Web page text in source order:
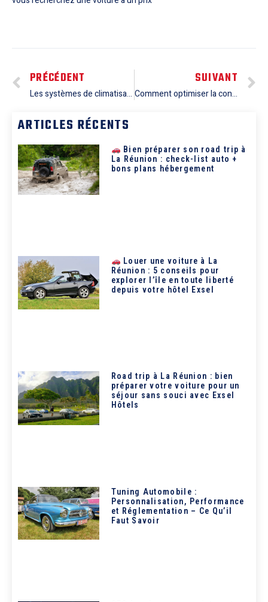
PRÉCÉDENT
Les systèmes de climatisation des monospaces : comment les entretenir et les réparer
SUIVANT
Comment optimiser la consommation de carburant de votre monospace : techniques et astuces pour économiser
ARTICLES RÉCENTS
Bien préparer son road trip à
La Réunion : check-list auto +
bons plans hébergement
Louer une voiture à La
Réunion : 5 conseils pour
explorer l’île en toute liberté
depuis votre hôtel Exsel
Road trip à La Réunion : bien
préparer votre voiture pour un
séjour sans souci avec Exsel
Hôtels
Tuning Automobile :
Personnalisation, Performance
et Réglementation – Ce Qu’il
Faut Savoir